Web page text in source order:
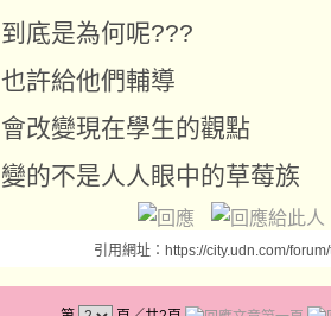
到底是為何呢???
也許給他們輔導
會改變現在學生的觀點
變的不是人人眼中的草莓族
引用網址：https://city.udn.com/